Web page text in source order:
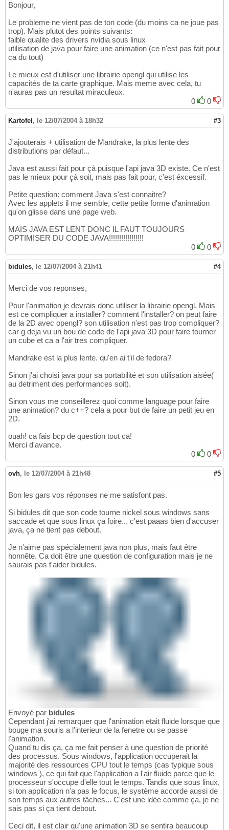
18
20
21
22
23
25
26
27
29
30
31
32
33
34
35
36
38
39
40
42
43
45
46
47
48
50
51
52
53
54
56
58
59
61
62
63
64
65
67
68
69
71
73
74
75
76
77
78
*
*
*/
public class Essai extends JFrame
	private Graphics2D buffer;
	private Image image;
	private AffineTransform trans;
	private int x,y,top;
	private Thread t;
	public Essai
{
top
= = =0
		t = new Thread
(this)
		setSize
(400, 400 );
		setVisible
(true);
		t.start
);
}
	public void paint
(Graphics g)
{
{
			image = createImage
Graphics2D
}
		Graphics2D g2d =
Graphics2D
		trans = new AffineTransform
		buffer.drawRect
(10,10 ,50,
		g2d.drawImage
(image,0, 0,400
			x+=
1;
}
	public void run
()
{
while
true
{
			try
{
				tm+=
30;
				t.sleep
(
}
	public static void main
(String[]
{
		Essai e = new Essai
(
Bonjour,
Le probleme ne vient pas de ton code (du moins ca ne joue pas
trop). Mais plutot des points suivants:
faible qualite des drivers nvidia sous linux
utilisation de java pour faire une animation (ce n'est pas fait pour
ca du tout)
Le mieux est d'utiliser une librairie opengl qui utilise les
capacités de ta carte graphique. Mais meme avec cela, tu
n'auras pas un resultat miraculeux.
0
0
Kartofel , le 12/07/2004 à 18h32 #3
J'ajouterais + utilisation de Mandrake, la plus lente des
distributions par défaut...
Java est aussi fait pour çà puisque l'api java 3D existe. Ce n'est
pas le mieux pour çà soit, mais pas fait pour, c'est éxcessif.
Petite question: comment Java s'est connaitre?
Avec les applets il me semble, cette petite forme d'animation
qu'on glisse dans une page web.
MAIS JAVA EST LENT DONC IL FAUT TOUJOURS
OPTIMISER DU CODE JAVA!!!!!!!!!!!!!!!!!
0
0
bidules, le 12/07/2004 à 21h41 #4
Merci de vos reponses,
Pour l'animation je devrais donc utiliser la librairie opengl. Mais
est ce compliquer a installer? comment l'installer? on peut faire
de la 2D avec opengl? son utilisation n'est pas trop compliquer?
car g deja vu un bou de code de l'api java 3D pour faire tourner
un cube et ca a l'air tres compliquer.
Mandrake est la plus lente. qu'en ai t'il de fedora?
Sinon j'ai choisi java pour sa portabilité et son utilisation aisée(
au detriment des performances soit).
Sinon vous me conseillerez quoi comme language pour faire
une animation? du c++? cela a pour but de faire un petit jeu en
2D.
ouah! ca fais bcp de question tout ca!
Merci d'avance.
0
0
ovh, le 12/07/2004 à 21h48 #5
Bon les gars vos réponses ne me satisfont pas.
Si bidules dit que son code tourne nickel sous windows sans
saccade et que sous linux ça foire... c'est paaas bien d'accuser
java, ça ne tient pas debout.
Je n'aime pas spécialement java non plus, mais faut être
honnête. Ca doit être une question de configuration mais je ne
saurais pas t'aider bidules.
Envoyé par bidules
Cependant j'ai remarquer que l'animation etait fluide lorsque que
bouge ma souris a l'interieur de la fenetre ou se passe
l'animation.
Quand tu dis ça, ça me fait penser à une question de priorité
des processus. Sous windows, l'application occuperait la
majorité des ressources CPU tout le temps (cas typique sous
windows ), ce qui fait que l'application a l'air fluide parce que le
processeur s'occupe d'elle tout le temps. Tandis que sous linux,
si ton application n'a pas le focus, le système accorde aussi de
son temps aux autres tâches... C'est une idée comme ça, je ne
sais pas si ça tient debout.
Ceci dit, il est clair qu'une animation 3D se sentira beaucoup